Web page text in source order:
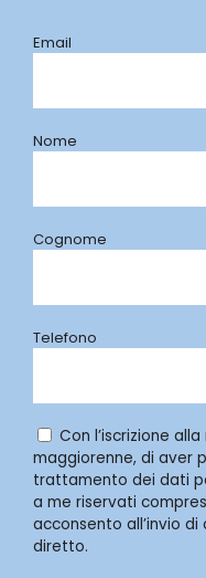
Email
Nome
Cognome
Telefono
Con l’iscrizione
maggiorenne, di aver
trattamento dei dati
a me riservati
acconsento all’invio
diretto.